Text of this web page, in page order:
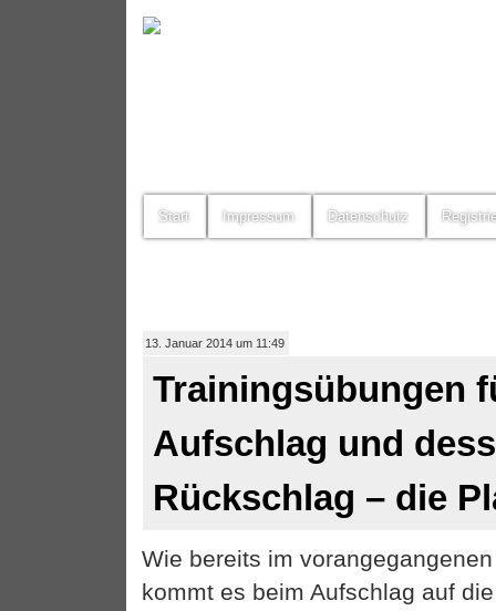
Start Impressum Datenschutz
13. Januar 2014 um 11:49
Trainingsübungen
Aufschlag und
Rückschlag – die
Wie bereits im
kommt es beim Aufschlag auf